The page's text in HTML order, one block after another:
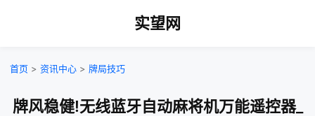
实望网
首页 > 资讯中心 > 牌局技巧
牌风稳健!无线蓝牙自动麻将机万能遥控器_